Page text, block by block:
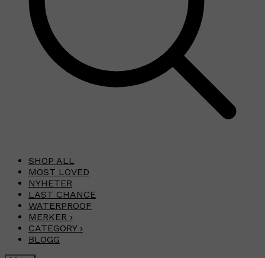
SHOP ALL
MOST LOVED
NYHETER
LAST CHANCE
WATERPROOF
MERKER ›
CATEGORY ›
BLOGG